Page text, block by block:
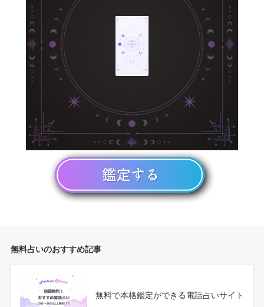
無料占いのおすすめ記事
無料で本格鑑定ができる電話占いサイト